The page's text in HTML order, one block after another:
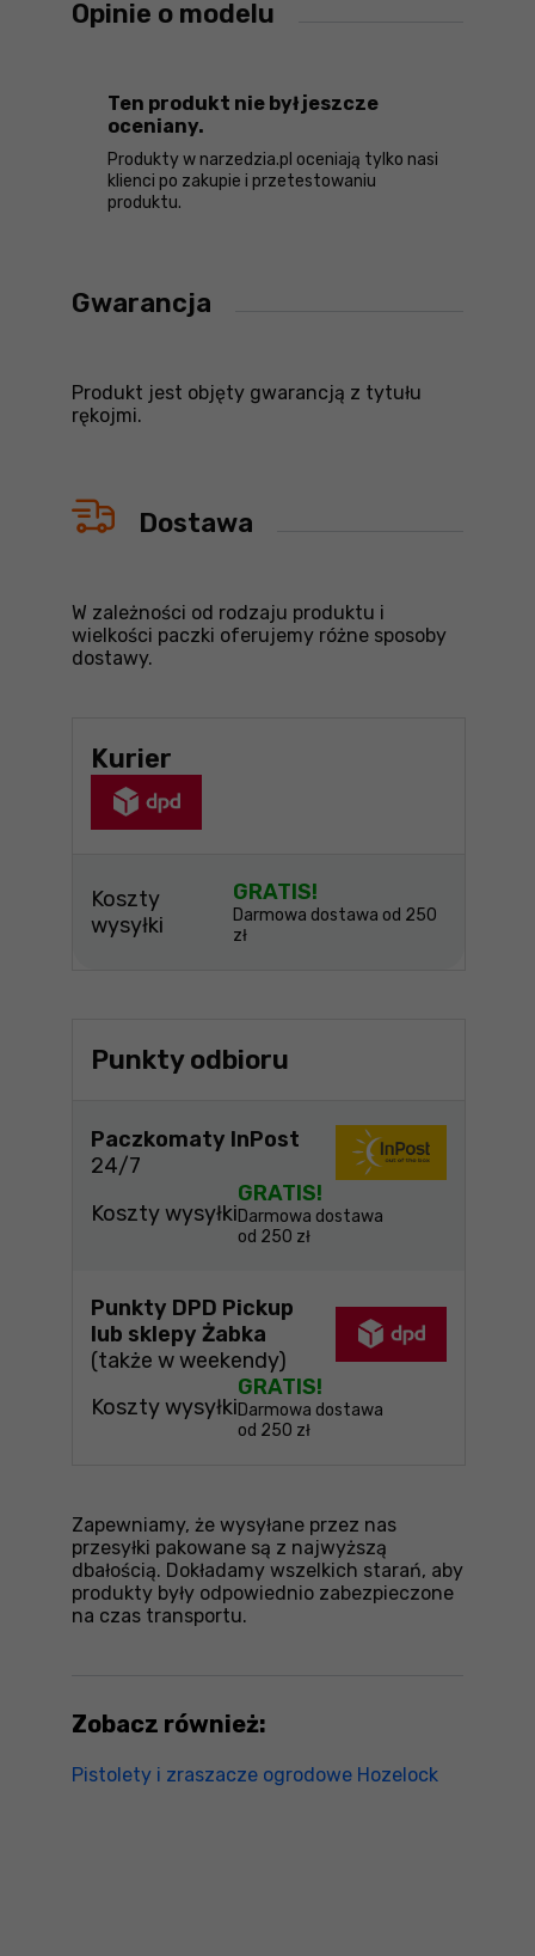
Opinie o modelu
Ten produkt nie był jeszcze
oceniany.
Produkty w narzedzia.pl oceniają tylko nasi
klienci po zakupie i przetestowaniu
produktu.
Gwarancja
Produkt jest objęty gwarancją z tytułu
rękojmi.
Dostawa
W zależności od rodzaju produktu i
wielkości paczki oferujemy różne sposoby
dostawy.
Kurier
Koszty
wysyłki
GRATIS!
Darmowa dostawa od 250
zł
Punkty odbioru
Paczkomaty InPost
24/7
Koszty wysyłki
GRATIS!
Darmowa dostawa
od 250 zł
Punkty DPD Pickup
lub sklepy Żabka
(także w weekendy)
Koszty wysyłki
GRATIS!
Darmowa dostawa
od 250 zł
Zapewniamy, że wysyłane przez nas
przesyłki pakowane są z najwyższą
dbałością. Dokładamy wszelkich starań, aby
produkty były odpowiednio zabezpieczone
na czas transportu.
Zobacz również:
Pistolety i zraszacze ogrodowe Hozelock